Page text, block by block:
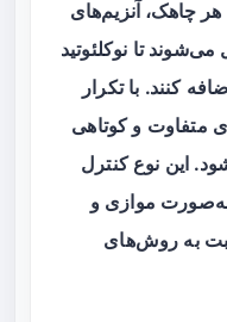
چاهک، آنزیم‌های
تا نوکلئوتید
کنند. با تکرار
متفاوت و کوتاهی
این نوع کنترل
به‌صورت موازی و
به روش‌های